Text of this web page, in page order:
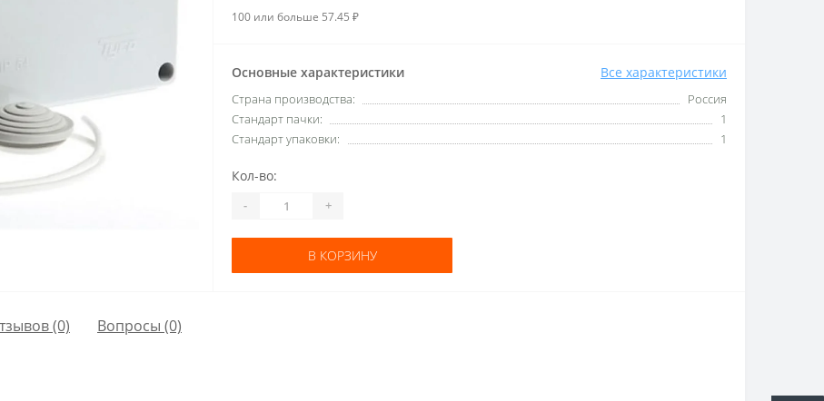
100 или больше 57.45 ₽
Основные характеристики Все характеристики
Страна производства:
Россия
Стандарт пачки:
1
Стандарт упаковки:
1
Кол-во:
- +
В КОРЗИНУ
(0) Вопросы (0)